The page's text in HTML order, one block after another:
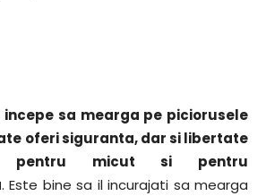
sa mearga pe piciorusele
oferi siguranta, dar si libertate
pentru micut si pentru
. Este bine sa il incurajati sa mearga